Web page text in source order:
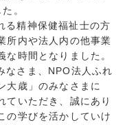
。
る精神保健福祉士の方
所内や法人内の他事業
時間となりました。
なさま、NPO法人ふれ
大歳」のみなさまに
ていただき、誠にあり
の学びを活かしていけ